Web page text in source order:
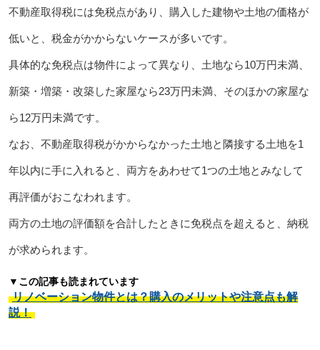
不動産取得税には免税点があり、購入した建物や土地の価格が
低いと、税金がかからないケースが多いです。
具体的な免税点は物件によって異なり、土地なら10万円未満、
新築・増築・改築した家屋なら23万円未満、そのほかの家屋な
ら12万円未満です。
なお、不動産取得税がかからなかった土地と隣接する土地を1
年以内に手に入れると、両方をあわせて1つの土地とみなして
再評価がおこなわれます。
両方の土地の評価額を合計したときに免税点を超えると、納税
が求められます。
▼この記事も読まれています
リノベーション物件とは？購入のメリットや注意点も解
説！